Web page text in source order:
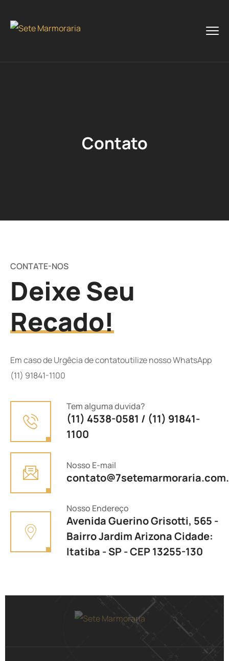
Contato
CONTATE-NOS
Deixe Seu
Recado!
Em caso de Urgêcia de contatoutilize nosso WhatsApp
(11) 91841-1100
Tem alguma duvida?
(11) 4538-0581 / (11) 91841-
1100
Nosso E-mail
Nosso Endereço
Avenida Guerino Grisotti, 565 -
Bairro Jardim Arizona Cidade:
Itatiba - SP - CEP 13255-130